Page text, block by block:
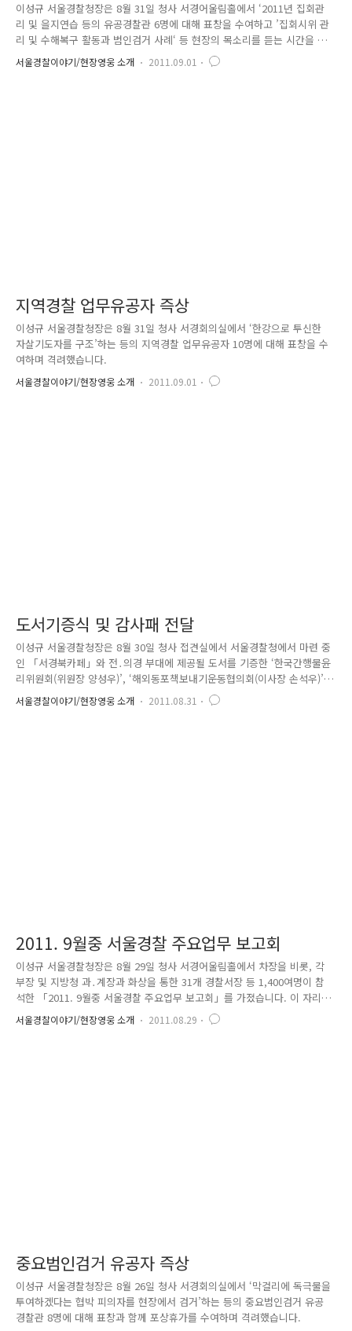
이성규 서울경찰청장은 8월 31일 청사 서경어울림홀에서 ‘2011년 집회관
리 및 을지연습 등의 유공경찰관 6명에 대해 표창을 수여하고 ’집회시위 관
리 및 수해복구 활동과 범인검거 사례‘ 등 현장의 목소리를 듣는 시간을 가
졌습니다. 이 자리에서 이 청장은 “국민의 눈높이에 맞는 현장 경찰의 세련
된 민원 해결은 곧, 공감과 신뢰를 얻는 최선의 방법”이라고 강조했습니다.
서울경찰이야기/현장영웅 소개 2011.09.01
지역경찰 업무유공자 즉상
이성규 서울경찰청장은 8월 31일 청사 서경회의실에서 ‘한강으로 투신한
자살기도자를 구조’하는 등의 지역경찰 업무유공자 10명에 대해 표창을 수
여하며 격려했습니다.
서울경찰이야기/현장영웅 소개 2011.09.01
도서기증식 및 감사패 전달
이성규 서울경찰청장은 8월 30일 청사 접견실에서 서울경찰청에서 마련 중
인 「서경북카페」와 전․의경 부대에 제공될 도서를 기증한 ‘한국간행물윤
리위원회(위원장 양성우)’, ‘해외동포책보내기운동협의회(이사장 손석우)’에
대해 도서기증식과 함께 감사패 전달식을 가졌습니다.
서울경찰이야기/현장영웅 소개 2011.08.31
2011. 9월중 서울경찰 주요업무 보고회
이성규 서울경찰청장은 8월 29일 청사 서경어울림홀에서 차장을 비롯, 각
부장 및 지방청 과․계장과 화상을 통한 31개 경찰서장 등 1,400여명이 참
석한 「2011. 9월중 서울경찰 주요업무 보고회」를 가졌습니다. 이 자리에
서 이 청장은 추석 명절을 맞아 ‘서민보호구역에 대한 특별순찰 활동’과
‘교통 상습 정체 구역의 해소’, ‘명절맞이 전통 재래시장의 활성화를 위한
서울경찰이야기/현장영웅 소개 2011.08.29
중요범인검거 유공자 즉상
이성규 서울경찰청장은 8월 26일 청사 서경회의실에서 ‘막걸리에 독극물을
투여하겠다는 협박 피의자를 현장에서 검거’하는 등의 중요범인검거 유공
경찰관 8명에 대해 표창과 함께 포상휴가를 수여하며 격려했습니다.